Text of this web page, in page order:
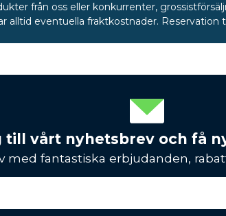
från oss eller konkurrenter,
alltid eventuella fraktkostnader. Reservation
till vårt nyhetsbrev och få
med fantastiska erbjudanden,